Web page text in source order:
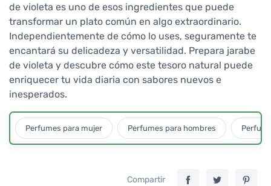
de violeta es uno de esos ingredientes que puede
transformar un plato común en algo extraordinario.
Independientemente de cómo lo uses, seguramente te
encantará su delicadeza y versatilidad. Prepara jarabe
de violeta y descubre cómo este tesoro natural puede
enriquecer tu vida diaria con sabores nuevos e
inesperados.
Perfumes para mujer Perfumes para hombres
Compartir